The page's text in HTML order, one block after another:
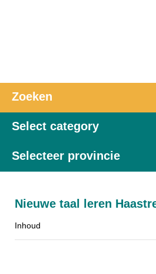
Zoeken
Select category
Selecteer provincie
Nieuwe taal leren
Inhoud